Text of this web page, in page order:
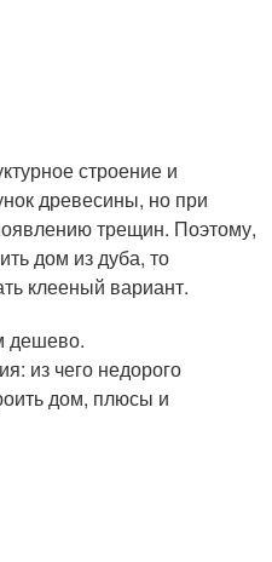
строение и
древесины, но при
трещин. Поэтому,
дом из дуба, то
клееный вариант.